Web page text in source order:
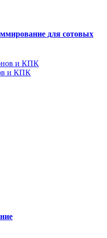
для сотовых
и КПК